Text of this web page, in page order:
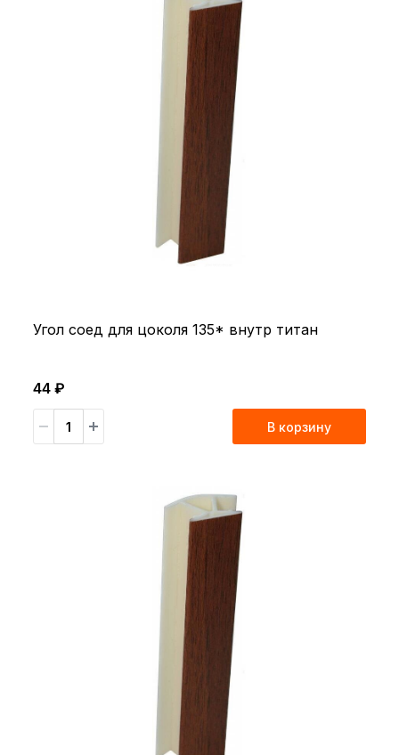
Угол соед для цоколя 135* внутр титан
44 ₽
В корзину